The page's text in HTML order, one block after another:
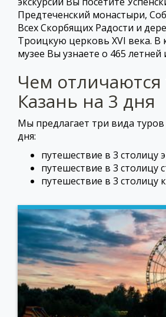
Предтеченский монастыри,
Всех Скорбящих Радости и
Троицкую церковь XVI века. В
музее Вы узнаете о 465 летней
Чем
Казань на 3 дня
Мы предлагает три вида туров
дня:
путешествие в 3 столицу
путешествие в 3 столицу
путешествие в 3 столицу